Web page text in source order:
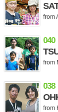
from
040
from
038
from